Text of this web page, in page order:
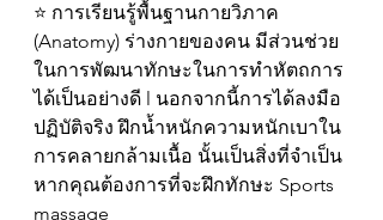
⭐️ การเรียนรู้พื้นฐานกายวิภาค
(Anatomy) ร่างกายของคน มีส่วนช่วย
ในการพัฒนาทักษะในการทำหัตถการ
ได้เป็นอย่างดี l นอกจากนี้การได้ลงมือ
ปฏิบัติจริง ฝึกน้ำหนักความหนักเบาใน
การคลายกล้ามเนื้อ นั้นเป็นสิ่งที่จำเป็น
หากคุณต้องการที่จะฝึกทักษะ Sports
massage